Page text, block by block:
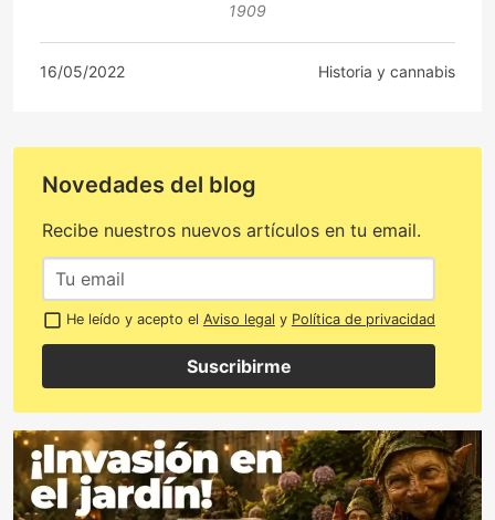
1909
16/05/2022 Historia y cannabis
Novedades del blog
Recibe nuestros nuevos artículos en tu email.
He leído y acepto el Aviso legal y Política de privacidad
Suscribirme